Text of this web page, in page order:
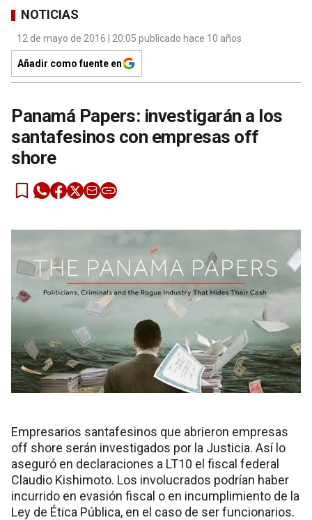
NOTICIAS
12 de mayo de 2016 | 20:05 publicado hace 10 años
Añadir como fuente en
Panamá Papers: investigarán a los
santafesinos con empresas off
shore
Empresarios santafesinos que abrieron empresas
off shore serán investigados por la Justicia. Así lo
aseguró en declaraciones a LT10 el fiscal federal
Claudio Kishimoto. Los involucrados podrían haber
incurrido en evasión fiscal o en incumplimiento de la
Ley de Ética Pública, en el caso de ser funcionarios.